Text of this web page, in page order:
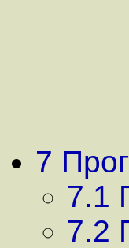
7
7.1
7.2